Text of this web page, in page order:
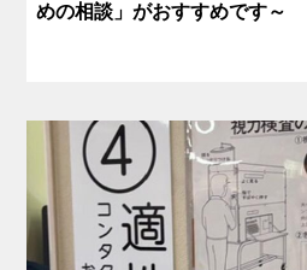
めの相談」がおすすめです～